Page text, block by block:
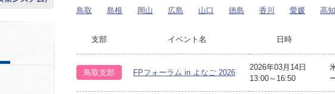
鳥取 島根 岡山 広島 山口 徳島 香川 愛媛 高知
支部 イベント名 日時
鳥取支部 FPフォーラム in よなご 2026
2026年03月14日
13:00～16:50